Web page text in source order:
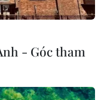
định, Việt Nam
muốn hợp tác và
- Góc tham